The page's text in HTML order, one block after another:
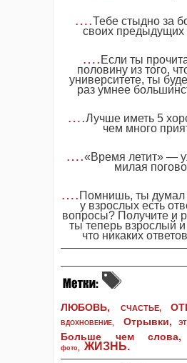
….Тебе стыдно за
своих предыдущих
…. Если ты
половину из того,
университете, ты
раз умнее
….Лучше иметь 5
чем много
….«Время летит» —
милая
…. Помнишь, ты думал
у взрослых есть
вопросы? Получите и
ты теперь взрослый
что никаких
ЛЮБОВЬ, СЧАСТЬЕ,
ВДОХНОВЕНИЕ, Отрывки,
Больше чем слова,
фото, ЖИЗНЬ.